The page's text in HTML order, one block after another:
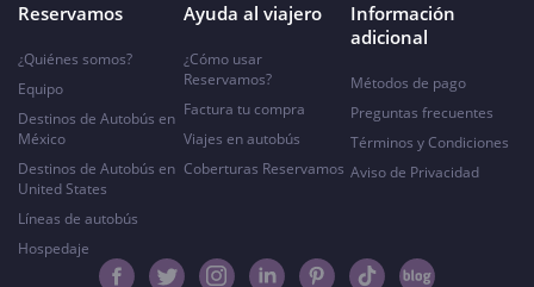
Reservamos
¿Quiénes somos?
Equipo
Destinos de Autobús en
México
Destinos de Autobús en
United States
Líneas de autobús
Hospedaje
Ayuda al viajero
¿Cómo usar
Reservamos?
Factura tu compra
Viajes en autobús
Coberturas Reservamos
Información
adicional
Métodos de pago
Preguntas frecuentes
Términos y Condiciones
Aviso de Privacidad